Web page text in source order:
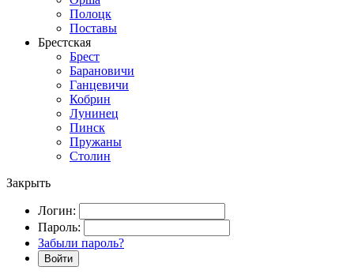
Полоцк
Поставы
Брестская
Брест
Барановичи
Ганцевичи
Кобрин
Лунинец
Пинск
Пружаны
Столин
Закрыть
Логин:
Пароль:
Забыли пароль?
Войти